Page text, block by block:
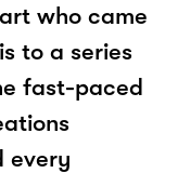
who came
to a series
fast-paced
every